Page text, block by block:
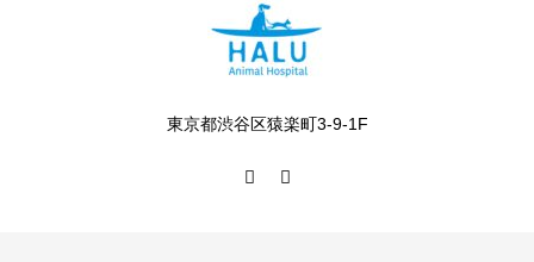
東京都渋谷区猿楽町3-9-1F